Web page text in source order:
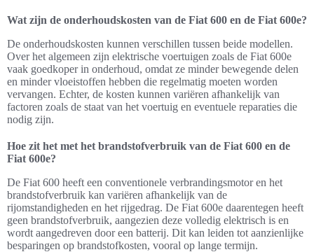
Wat zijn de onderhoudskosten van de Fiat 600 en de Fiat 600e?
De onderhoudskosten kunnen verschillen tussen beide modellen.
Over het algemeen zijn elektrische voertuigen zoals de Fiat 600e
vaak goedkoper in onderhoud, omdat ze minder bewegende delen
en minder vloeistoffen hebben die regelmatig moeten worden
vervangen. Echter, de kosten kunnen variëren afhankelijk van
factoren zoals de staat van het voertuig en eventuele reparaties die
nodig zijn.
Hoe zit het met het brandstofverbruik van de Fiat 600 en de
Fiat 600e?
De Fiat 600 heeft een conventionele verbrandingsmotor en het
brandstofverbruik kan variëren afhankelijk van de
rijomstandigheden en het rijgedrag. De Fiat 600e daarentegen heeft
geen brandstofverbruik, aangezien deze volledig elektrisch is en
wordt aangedreven door een batterij. Dit kan leiden tot aanzienlijke
besparingen op brandstofkosten, vooral op lange termijn.